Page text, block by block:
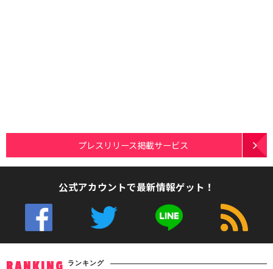
プレスリリース掲載サービス
公式アカウントで最新情報ゲット！
ランキング